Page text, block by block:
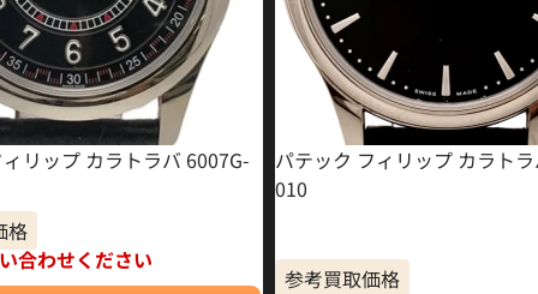
リップ カラトラバ 6007G-
格
合わせください
パテック フィリップ カラト
010
参考買取価格